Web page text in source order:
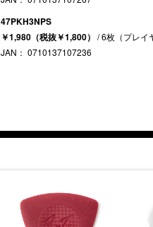
47PKH3NPS
￥1,980（税抜￥1,800） / 6枚（プレイ
JAN： 0710137107236